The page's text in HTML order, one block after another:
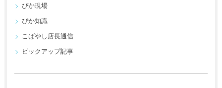
ぴか現場
ぴか知識
こばやし店長通信
ピックアップ記事